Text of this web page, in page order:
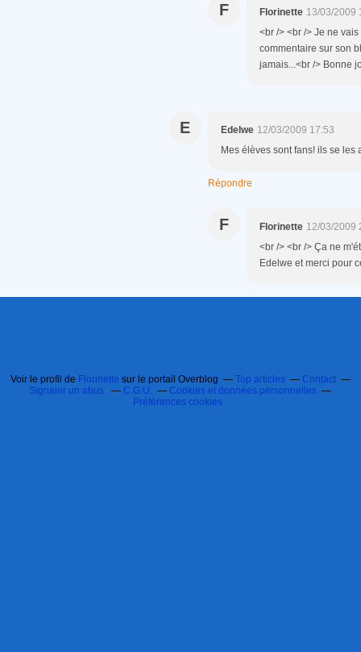
F Florinette 13/03/2009
<br /> <br /> Je ne
commentaire sur son
jamais...<br /> Bonne
E Edelwe 12/03/2009 17:53
Mes élèves sont fans! ils se les
Répondre
F Florinette 12/03/2009
<br /> <br /> Ça ne
Edelwe et merci pour
Voir le profil de Florinette sur le portail Overblog Top articles
Contact
Signaler un abus
C.G.U.
Cookies et données personnelles
Préférences cookies